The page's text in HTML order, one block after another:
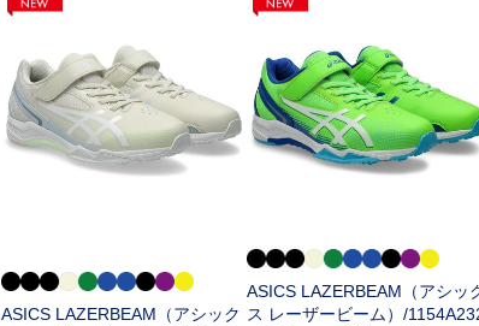
ASICS LAZERBEAM（アシック
ASICS LAZERBEAM（アシッ
ス レーザービーム）/